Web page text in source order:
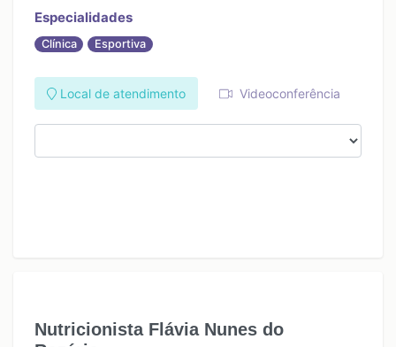
Especialidades
Clínica Esportiva
Local de atendimento Videoconferência
Nutricionista Flávia Nunes do